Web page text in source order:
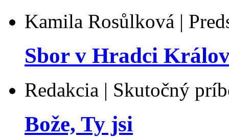
Kamila Rosůlková |
Sbor v Hradci
Redakcia | Skutočný
Bože, Ty jsi